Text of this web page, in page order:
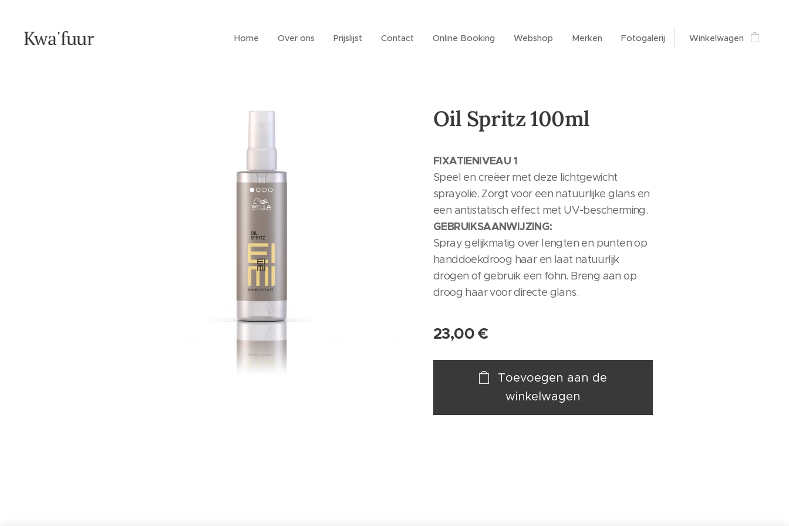
Kwa'fuur Home Over ons Prijslijst Contact Online Booking Webshop Merken Fotogalerij Winkelwagen
Oil Spritz 100ml
FIXATIENIVEAU 1
Speel en creëer met deze lichtgewicht
sprayolie. Zorgt voor een natuurlijke glans en
een antistatisch effect met UV-bescherming.
GEBRUIKSAANWIJZING:
Spray gelijkmatig over lengten en punten op
handdoekdroog haar en laat natuurlijk
drogen of gebruik een föhn. Breng aan op
droog haar voor directe glans.
23,00€
Toevoegen aan de
winkelwagen